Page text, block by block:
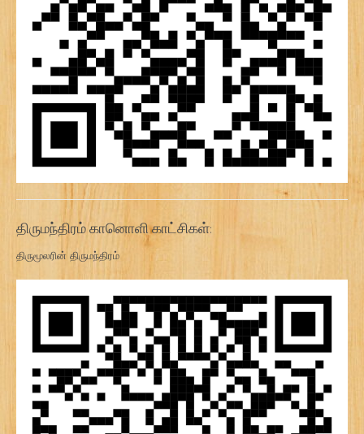
திருமந்திரம் கானொளி காட்சிகள்:
திருமூலரின் திருமந்திரம்